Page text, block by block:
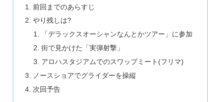
前回までのあらすじ
やり残しは?
「デラックスオーシャンなんとかツアー」に参加
街で見かけた「実弾射撃」
アロハスタジアムでのスワップミート(フリマ)
ノースショアでグライダーを操縦
次回予告